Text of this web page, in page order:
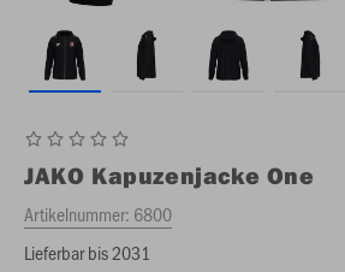
JAKO Kapuzenjacke One
Artikelnummer: 6800
Lieferbar bis 2031